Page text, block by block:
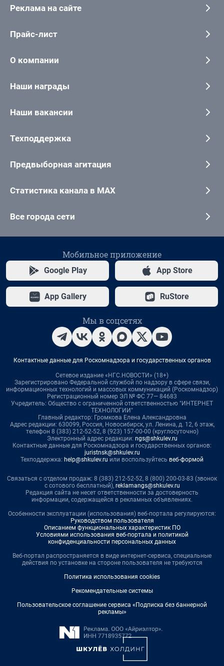
Реклама на сайте
Прайс-лист
О компании
Наши награды
Наши вакансии
Техподдержка
Предвыборная агитация
Статистика канала в MAX
Все города сети
Мобильное приложение
Google Play App Store
App Gallery RuStore
Мы в соцсетях
Контактные данные для Роскомнадзора и государственных органов
Сетевое издание «НГС.НОВОСТИ» (18+)
Зарегистрировано Федеральной службой по надзору в сфере связи,
информационных технологий и массовых коммуникаций (Роскомнадзор)
Регистрационный номер ЭЛ № ФС 77— 84683
Учредитель: Общество с ограниченной ответственностью "ИНТЕРНЕТ
ТЕХНОЛОГИИ"
Главный редактор: Громкова Елена Александровна
Адрес редакции: 630099, Россия, Новосибирск, ул. Ленина, д. 12, 6 этаж,
телефон 8 (383) 212-52-52, 8 (923) 157-00-00 (круглосуточно)
Электронный адрес редакции: ngs@shkulev.ru
Контактные данные для Роскомнадзора и государственных органов:
juristnsk@shkulev.ru
Техподдержка: help@shkulev.ru или воспользуйтесь веб-формой
Связаться с отделом продаж: 8 (383) 212-52-52, 8 (800) 200-03-83 (звонок
с сотового бесплатный), reklamangs@shkulev.ru
Редакция сайта не несет ответственности за достоверность
информации, содержащейся в рекламных объявлениях.
Особенности эксплуатации (использования) веб-портала регулируются:
Руководством пользователя
Описанием функциональных характеристик ПО
Условиями использования веб-портала и политикой
конфиденциальности персональных данных
Веб-портал распространяется в виде интернет-сервиса, специальные
действия по установке на стороне пользователя не требуются
Политика использования cookies
Рекомендательные системы
Пользовательское соглашение сервиса «Подписка без баннерной
рекламы»